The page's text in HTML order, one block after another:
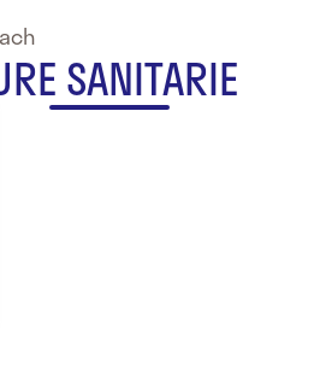
SANITARIE